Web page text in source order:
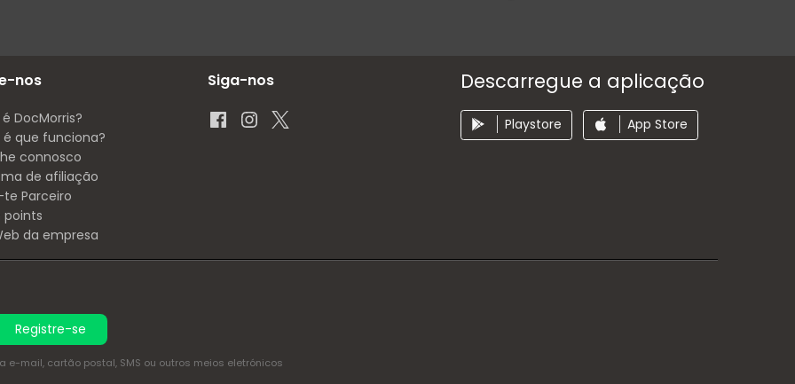
nos
DocMorris?
que funciona?
connosco
de afiliação
Parceiro
points
da empresa
Siga-nos Descarregue a aplicação
Playstore App Store
Registre-se
mail, cartão postal, SMS ou outros meios eletrónicos